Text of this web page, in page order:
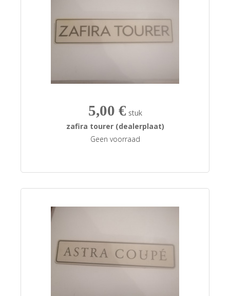
5,00 € stuk
zafira tourer (dealerplaat)
Geen voorraad